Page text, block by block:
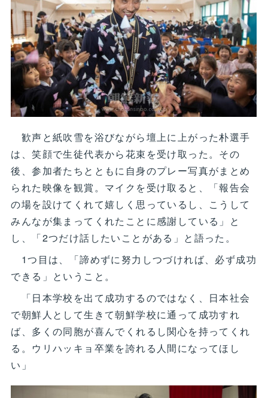
歓声と紙吹雪を浴びながら壇上に上がった朴選手
は、笑顔で生徒代表から花束を受け取った。その
後、参加者たちとともに自身のプレー写真がまとめ
られた映像を観賞。マイクを受け取ると、「報告会
の場を設けてくれて嬉しく思っているし、こうして
みんなが集まってくれたことに感謝している」と
し、「2つだけ話したいことがある」と語った。
1つ目は、「諦めずに努力しつづければ、必ず成功
できる」ということ。
「日本学校を出て成功するのではなく、日本社会
で朝鮮人として生きて朝鮮学校に通って成功すれ
ば、多くの同胞が喜んでくれるし関心を持ってくれ
る。ウリハッキョ卒業を誇れる人間になってほし
い」